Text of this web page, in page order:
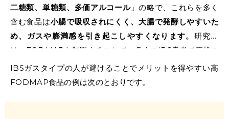
二糖類、単糖類、多価アルコール」の略で、これらを多く
含む食品は小腸で吸収されにくく、大腸で発酵しやすいた
め、ガスや膨満感を引き起こしやすくなります。 研究で
は、FODMAPを制限することで、多くのIBS患者で症状の
改善がみられています。
IBSガスタイプの人が避けることでメリットを得やすい高
FODMAP食品の例は次のとおりです。